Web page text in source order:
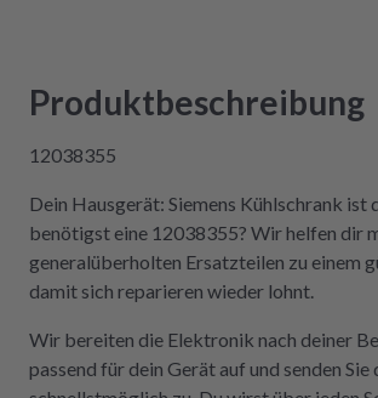
Der Aus- und Einbau der Platine war
Produktbeschreibung
12038355
Dein Hausgerät: Siemens Kühlschrank ist
benötigst eine 12038355? Wir helfen dir
generalüberholten Ersatzteilen zu einem
damit sich reparieren wieder lohnt.
Wir bereiten die Elektronik nach deiner
passend für dein Gerät auf und senden Sie